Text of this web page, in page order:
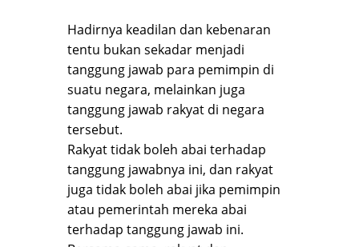
Hadirnya keadilan dan kebenaran
tentu bukan sekadar menjadi
tanggung jawab para pemimpin di
suatu negara, melainkan juga
tanggung jawab rakyat di negara
tersebut.
Rakyat tidak boleh abai terhadap
tanggung jawabnya ini, dan rakyat
juga tidak boleh abai jika pemimpin
atau pemerintah mereka abai
terhadap tanggung jawab ini.